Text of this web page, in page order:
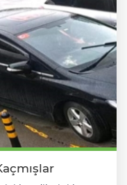
Araştırma
rağmen